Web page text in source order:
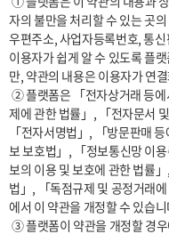
자의 불만을 처리할 수 있는 곳
우편주소, 사업자등록번호, 통
이용자가 쉽게 알 수 있도록 플
만, 약관의 내용은 이용자가 연
제에 관한 법률」, 「전자문서
「전자서명법」, 「방문판매
보 보호법」, 「정보통신망 이
보의 이용 및 보호에 관한 법률
법」, 「독점규제 및 공정거래
에서 이 약관을 개정할 수 있습